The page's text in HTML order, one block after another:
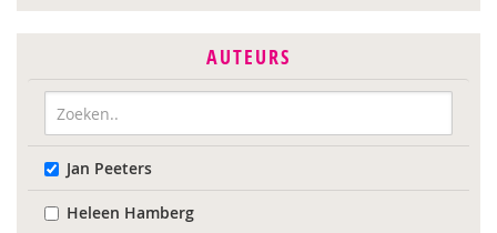
AUTEURS
Jan Peeters
Heleen Hamberg